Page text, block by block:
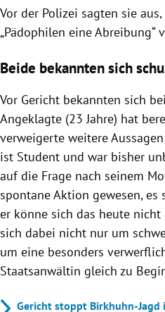
Vor der Polizei sagten sie
„Pädophilen eine Abreibung“
Beide bekannten sich
Vor Gericht bekannten sich
Angeklagte (23 Jahre) hat
verweigerte weitere
ist Student und war bisher
auf die Frage nach seinem
spontane Aktion gewesen, es
er könne sich das heute nicht
sich dabei nicht nur um
um eine besonders
Staatsanwältin gleich zu
Gericht stoppt Birkhuhn-Jagd